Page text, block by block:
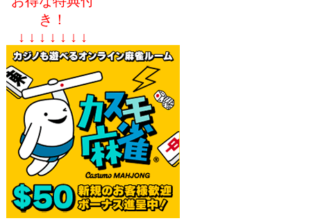
き！
↓ ↓ ↓ ↓ ↓ ↓ ↓